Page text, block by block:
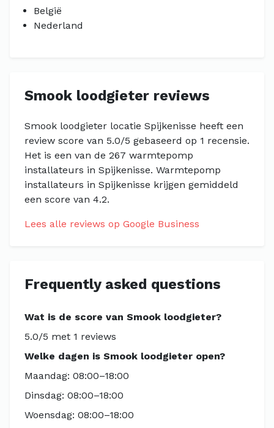
België
Nederland
Smook loodgieter reviews
Smook loodgieter locatie Spijkenisse heeft een
review score van 5.0/5 gebaseerd op 1 recensie.
Het is een van de 267 warmtepomp
installateurs in Spijkenisse. Warmtepomp
installateurs in Spijkenisse krijgen gemiddeld
een score van 4.2.
Lees alle reviews op Google Business
Frequently asked questions
Wat is de score van Smook loodgieter?
5.0/5 met 1 reviews
Welke dagen is Smook loodgieter open?
Maandag: 08:00–18:00
Dinsdag: 08:00–18:00
Woensdag: 08:00–18:00